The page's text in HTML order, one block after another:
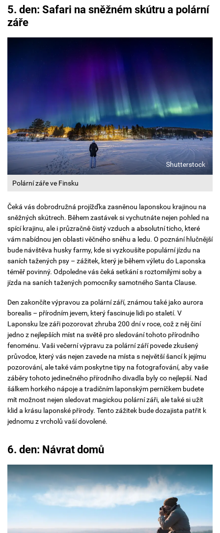
5. den: Safari na sněžném skútru a polární
záře
Polární záře ve Finsku
Shutterstock
Čeká vás dobrodružná projížďka zasněnou laponskou krajinou na
sněžných skútrech. Během zastávek si vychutnáte nejen pohled na
spící krajinu, ale i průzračně čistý vzduch a absolutní ticho, které
vám nabídnou jen oblasti věčného sněhu a ledu. O poznání hlučnější
bude návštěva husky farmy, kde si vyzkoušíte populární jízdu na
saních tažených psy – zážitek, který je během výletu do Laponska
téměř povinný. Odpoledne vás čeká setkání s roztomilými soby a
jízda na saních tažených pomocníky samotného Santa Clause.
Den zakončíte výpravou za polární září, známou také jako aurora
borealis – přírodním jevem, který fascinuje lidi po staletí. V
Laponsku lze záři pozorovat zhruba 200 dní v roce, což z něj činí
jedno z nejlepších míst na světě pro sledování tohoto přírodního
fenoménu. Vaši večerní výpravu za polární září povede zkušený
průvodce, který vás nejen zavede na místa s největší šancí k jejímu
pozorování, ale také vám poskytne tipy na fotografování, aby vaše
záběry tohoto jedinečného přírodního divadla byly co nejlepší. Nad
šálkem horkého nápoje a tradičním laponským perníčkem budete
mít možnost nejen sledovat magickou polární záři, ale také si užít
klid a krásu laponské přírody. Tento zážitek bude dozajista patřit k
jednomu z vrcholů vaší dovolené.
6. den: Návrat domů